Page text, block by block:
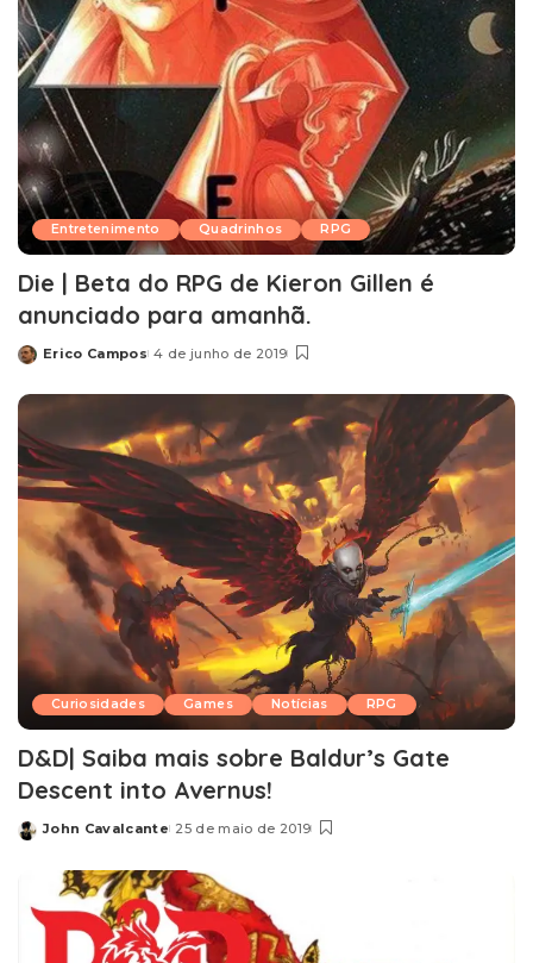
Entretenimento Quadrinhos RPG
Die | Beta do RPG de Kieron Gillen é
anunciado para amanhã.
Posted
Erico Campos 4 de junho de 2019
Curiosidades Games Notícias RPG
D&D| Saiba mais sobre Baldur’s Gate
Descent into Avernus!
Posted
John Cavalcante 25 de maio de 2019